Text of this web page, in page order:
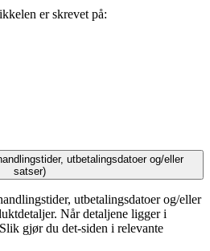
er skrevet på:
utbetalingsdatoer og/eller
satser)
utbetalingsdatoer og/eller
Når detaljene ligger i
gjør du det-siden i relevante